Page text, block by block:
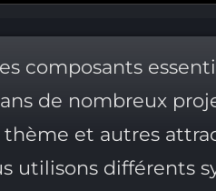
composants
de nombreux
thème et autres
utilisons différents